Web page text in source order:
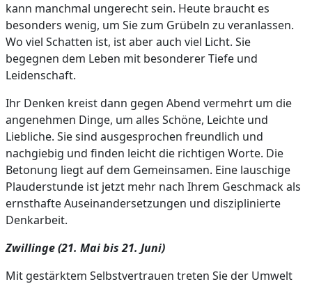
kann manchmal ungerecht sein. Heute braucht es
besonders wenig, um Sie zum Grübeln zu veranlassen.
Wo viel Schatten ist, ist aber auch viel Licht. Sie
begegnen dem Leben mit besonderer Tiefe und
Leidenschaft.
Ihr Denken kreist dann gegen Abend vermehrt um die
angenehmen Dinge, um alles Schöne, Leichte und
Liebliche. Sie sind ausgesprochen freundlich und
nachgiebig und finden leicht die richtigen Worte. Die
Betonung liegt auf dem Gemeinsamen. Eine lauschige
Plauderstunde ist jetzt mehr nach Ihrem Geschmack als
ernsthafte Auseinandersetzungen und disziplinierte
Denkarbeit.
Zwillinge (21. Mai bis 21. Juni)
Mit gestärktem Selbstvertrauen treten Sie der Umwelt